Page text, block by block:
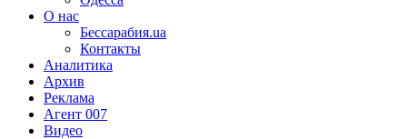
О нас
Бессарабия.ua
Контакты
Аналитика
Архив
Реклама
Агент 007
Видео